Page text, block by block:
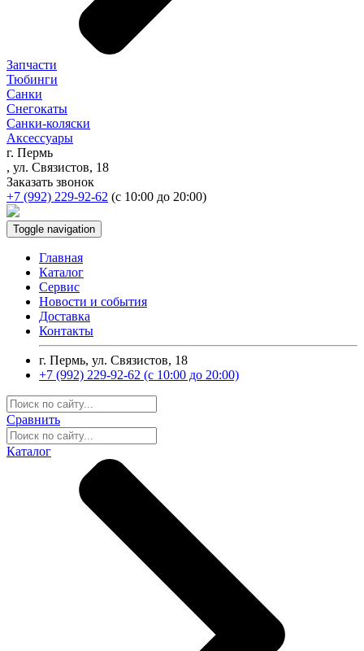
Запчасти
Тюбинги
Санки
Снегокаты
Санки-коляски
Аксессуары
г. Пермь
, ул. Связистов, 18
Заказать звонок
+7 (992) 229-92-62 (с 10:00 до 20:00)
Toggle navigation
Главная
Каталог
Сервис
Новости и события
Доставка
Контакты
г. Пермь, ул. Связистов, 18
+7 (992) 229-92-62 (с 10:00 до 20:00)
Сравнить
Каталог